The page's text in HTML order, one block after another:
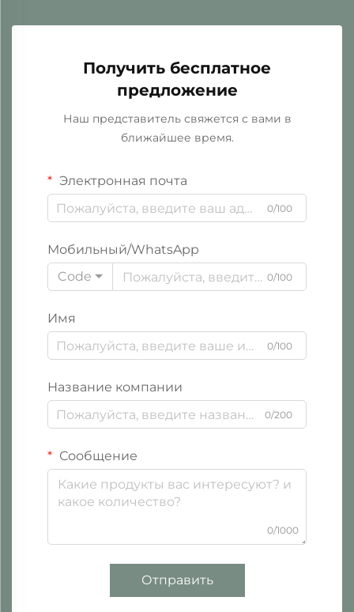
Получить бесплатное
предложение
Наш представитель свяжется с вами в
ближайшее время.
Электронная почта
0/100
Мобильный/WhatsApp
Code
0/100
Имя
0/100
Название компании
0/200
Сообщение
0/1000
Отправить